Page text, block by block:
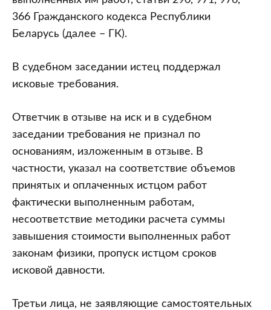
366 Гражданского кодекса Республики
Беларусь (далее – ГК).
В судебном заседании истец поддержал
исковые требования.
Ответчик в отзыве на иск и в судебном
заседании требования не признал по
основаниям, изложенным в отзыве. В
частности, указал на соответствие объемов
принятых и оплаченных истцом работ
фактически выполненным работам,
несоответствие методики расчета суммы
завышения стоимости выполненных работ
законам физики, пропуск истцом сроков
исковой давности.
Третьи лица, не заявляющие самостоятельных